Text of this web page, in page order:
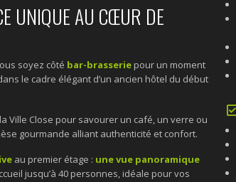
UNIQUE AU CŒUR DE
soyez côté bar-brasseriepour un moment
le cadre élégant d’un ancien hôtel du début
Ville Close pour savourer un café, un verre ou
gourmande alliant authenticité et confort.
au premier étage : une vue panoramique
jusqu’à 40 personnes, idéale pour vos